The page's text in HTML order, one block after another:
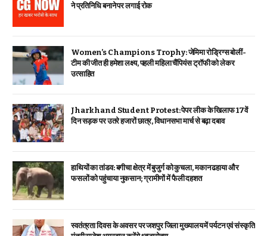
ने प्रतिनिधि बनाने पर लगाई रोक
Women’s Champions Trophy: जेमिमा रोड्रिग्स बोलीं-
टीम की जीत ही हमेशा लक्ष्य, पहली महिला चैंपियंस ट्रॉफी को लेकर
उत्साहित
Jharkhand Student Protest: पेपर लीक के खिलाफ 17वें
दिन सड़क पर उतरे हजारों छात्र, विधानसभा मार्च से बढ़ा दबाव
हाथियों का तांडव: बगीचा क्षेत्र में बुजुर्ग को कुचला, मकान ढहाया और
फसलों को पहुंचाया नुकसान; ग्रामीणों में फैली दहशत
स्वतंत्रता दिवस के अवसर पर जशपुर जिला मुख्यालय में पर्यटन एवं संस्कृति